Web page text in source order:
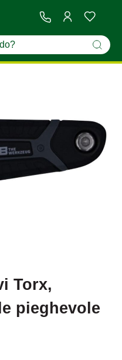
Torx,
pieghevole